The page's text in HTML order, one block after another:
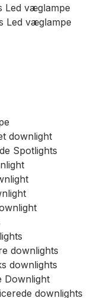
Led væglampe
Led væglampe
downlight
Spotlights
downlights
downlights
Downlight
downlights